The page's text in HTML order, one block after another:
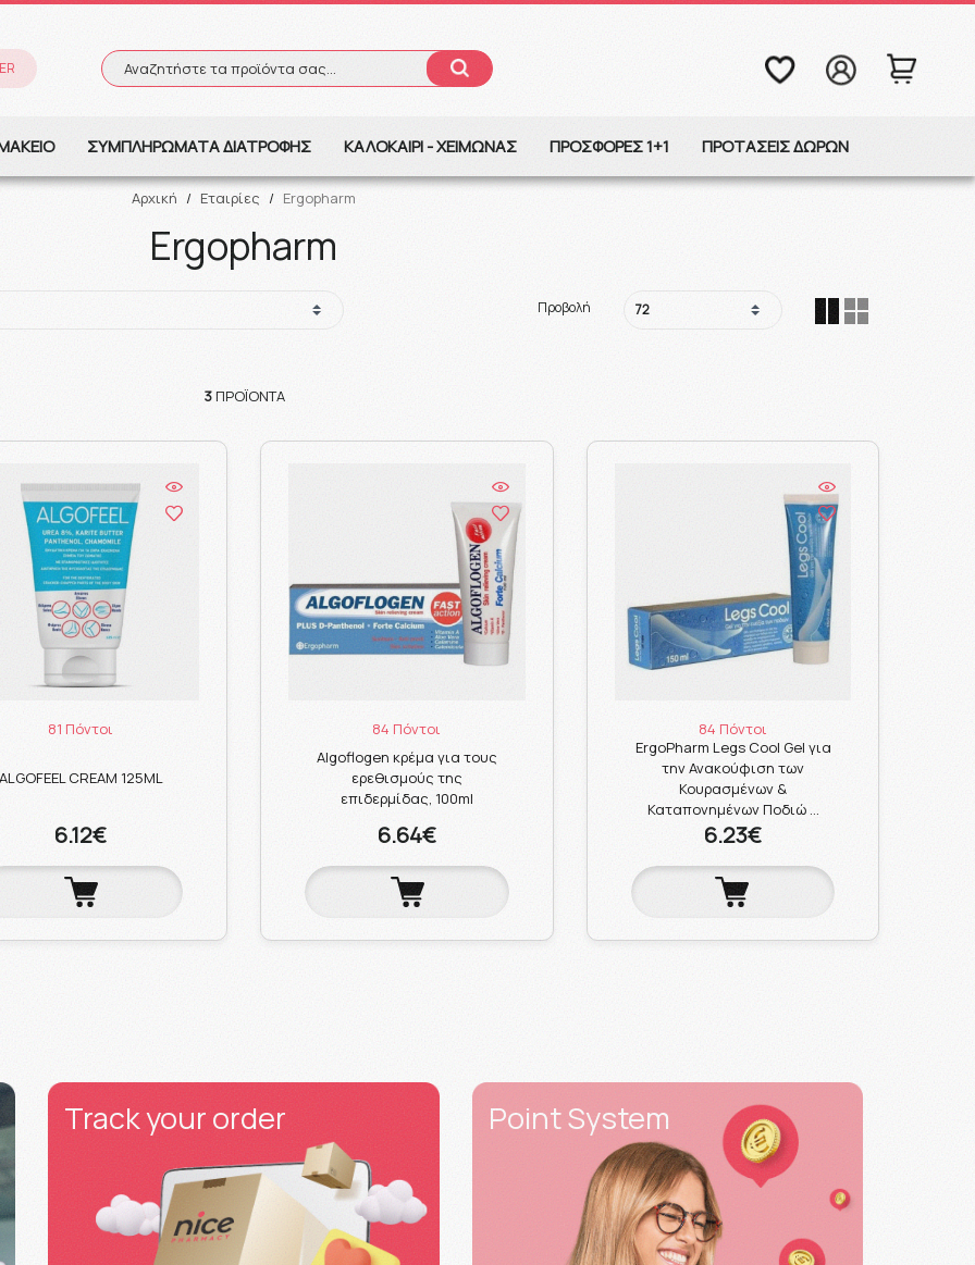
Αναζητήστε τα προϊόντα σας...
ΣΥΜΠΛΗΡΩΜΑΤΑ ΔΙΑΤΡΟΦΗΣ ΚΑΛΟΚΑΙΡΙ - ΧΕΙΜΩΝΑΣ ΠΡΟΣΦΟΡΕΣ 1+1 ΠΡΟΤΑΣΕΙΣ ΔΩΡΩΝ
Αναζήτηση
Αρχική / Εταιρίες / Ergopharm
Ergopharm
Προβολή
3ΠΡΟΪΌΝΤΑ
81 Πόντοι
CREAM 125ML
6.12€
84 Πόντοι
Algoflogen κρέμα για τους
ερεθισμούς της
επιδερμίδας, 100ml
6.64€
84 Πόντοι
ErgoPharm Legs Cool Gel για
την Ανακούφιση των
Κουρασμένων &
Καταπονημένων Ποδιώ …
6.23€
Track your order Point System